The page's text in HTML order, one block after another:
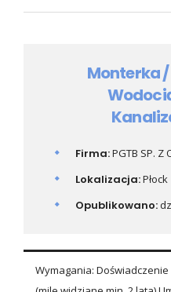
Monterka
Firma:PGTB SP. Z
Lokalizacja:Płock
Opublikowano:
Wymagania: